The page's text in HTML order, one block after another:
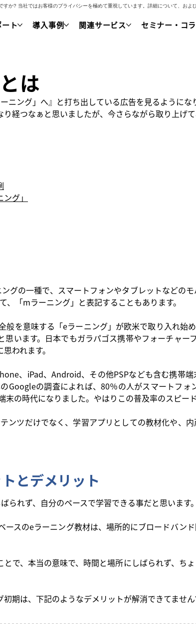
ト 導入事例 関連サービス セミナー・コ
は
ング」へ』と打ち出している広告を見るようにな
経つなぁと思いましたが、今さらながら取り上げて
グ」
グの一種で、スマートフォンやタブレットなどの
「mラーニング」と表記することもあります。
般を意味する「eラーニング」が欧米で取り入れ始
います。日本でもガラパゴス携帯やフォーチャ
われます。
、iPad、Android、その他PSPなども含む携帯
Googleの調査によれば、80％の人がスマートフ
の時代になりました。やはりこの普及率のスピー
ンツだけでなく、学習アプリとしての教材化や、
とデメリット
られず、自分のペースで学習できる事だと思いま
ースのeラーニング教材は、場所的にブロードバン
で、本当の意味で、時間と場所にしばられず、ち
期は、下記のようなデメリットが解消できてません
か? 当社ではお客様のプライバシーを極めて重視しています。詳細について、およ